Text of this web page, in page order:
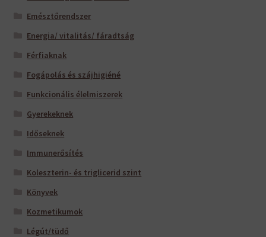
Emésztőrendszer
Energia/ vitalitás/ fáradtság
Férfiaknak
Fogápolás és szájhigiéné
Funkcionális élelmiszerek
Gyerekeknek
Időseknek
Immunerősítés
Koleszterin- és triglicerid szint
Könyvek
Kozmetikumok
Légút/tüdő